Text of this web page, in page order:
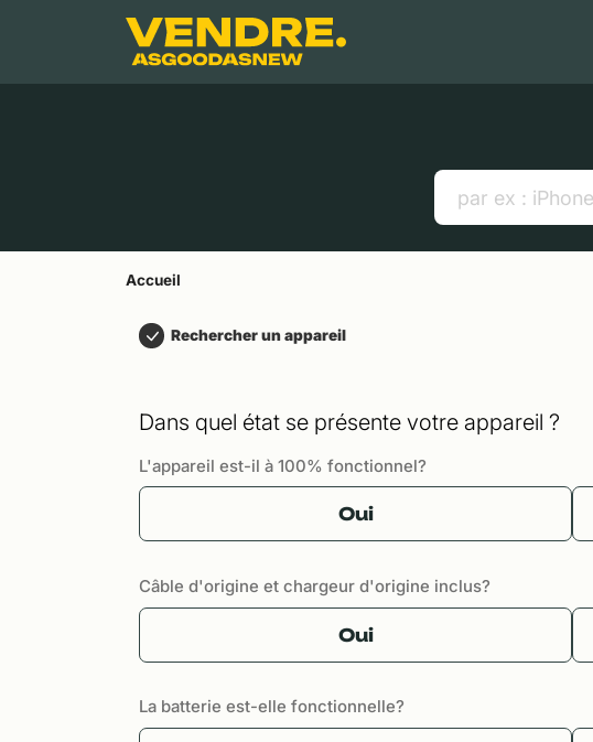
Contenu principal
Accueil
Rechercher un appareil
Dans quel état se présente votre appareil ?
L'appareil est-il à 100% fonctionnel?
Oui
Câble d'origine et chargeur d'origine inclus?
Oui
La batterie est-elle fonctionnelle?